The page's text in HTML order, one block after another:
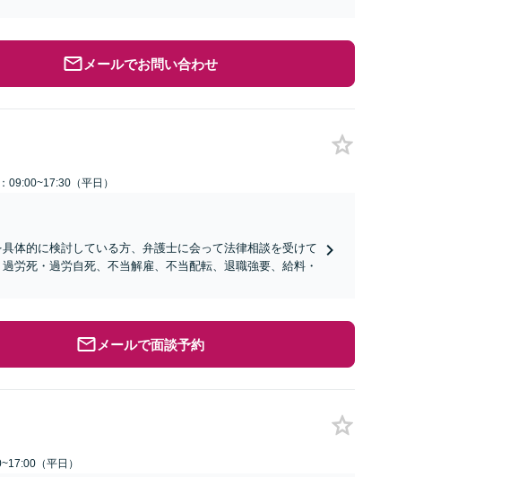
メールでお問い合わせ
09:00~17:30（平日）
体的に検討している方、弁護士に会って法律相談を受けて
労死・過労自死、不当解雇、不当配転、退職強要、給料・
メールで面談予約
（平日）